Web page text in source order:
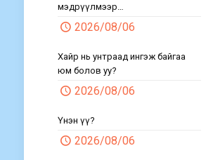
мэдрүүлмээр…
2026/08/06
Хайр нь унтраад ингэж байгаа
юм болов уу?
2026/08/06
Үнэн үү?
2026/08/06